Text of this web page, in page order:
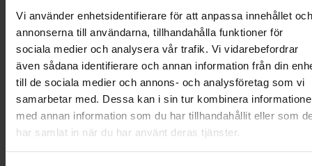
Vi använder enhetsidentifierare för att anpassa innehållet och
annonserna till användarna, tillhandahålla funktioner för
sociala medier och analysera vår trafik. Vi vidarebefordrar
även sådana identifierare och annan information från din
till de sociala medier och annons- och analysföretag som vi
samarbetar med. Dessa kan i sin tur kombinera
med annan information som du har tillhandahållit eller som
har samlat in när du har använt deras tjänster.
Hur kommer jag åt Vita
Arkivet?